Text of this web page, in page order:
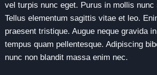
vel turpis nunc eget. Purus in mollis
Tellus elementum sagittis vitae et leo.
praesent tristique. Augue neque gravida
tempus quam pellentesque. Adipiscing
nunc non blandit massa enim nec.